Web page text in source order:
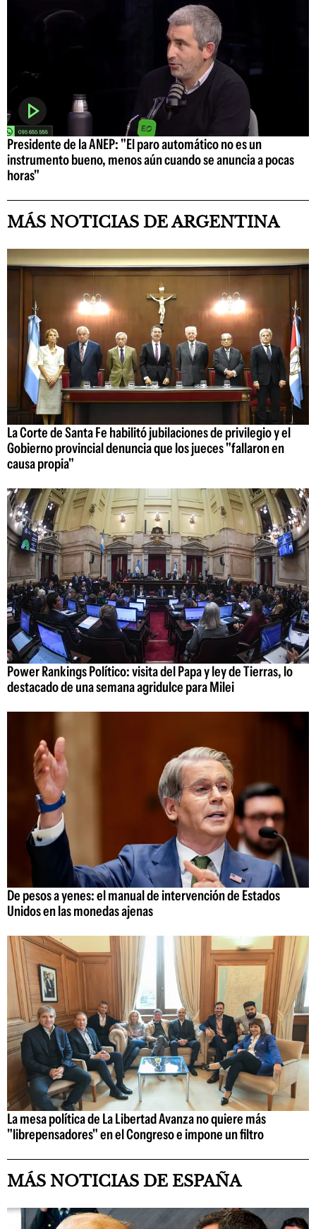
Presidente de la ANEP: "El paro automático no es un
instrumento bueno, menos aún cuando se anuncia a pocas
horas"
MÁS NOTICIAS DE ARGENTINA
La Corte de Santa Fe habilitó jubilaciones de privilegio y el
Gobierno provincial denuncia que los jueces "fallaron en
causa propia"
Power Rankings Político: visita del Papa y ley de Tierras, lo
destacado de una semana agridulce para Milei
De pesos a yenes: el manual de intervención de Estados
Unidos en las monedas ajenas
La mesa política de La Libertad Avanza no quiere más
"librepensadores" en el Congreso e impone un filtro
MÁS NOTICIAS DE ESPAÑA